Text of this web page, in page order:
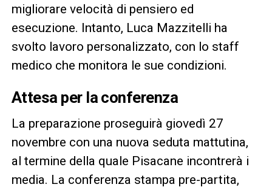
migliorare velocità di pensiero ed
esecuzione. Intanto, Luca Mazzitelli ha
svolto lavoro personalizzato, con lo staff
medico che monitora le sue condizioni.
Attesa per la conferenza
La preparazione proseguirà giovedì 27
novembre con una nuova seduta mattutina,
al termine della quale Pisacane incontrerà i
media. La conferenza stampa pre-partita,